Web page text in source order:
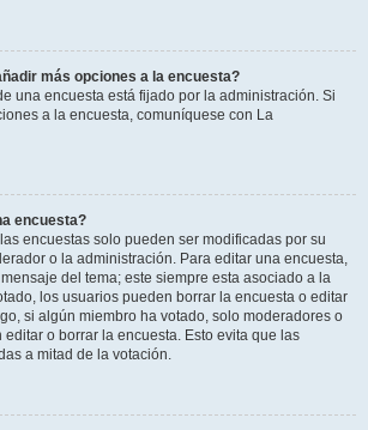
más opciones a la encuesta?
una encuesta está fijado por la administración. Si
a la encuesta, comuníquese con La
encuesta?
encuestas solo pueden ser modificadas por su
o la administración. Para editar una encuesta,
del tema; este siempre esta asociado a la
los usuarios pueden borrar la encuesta o editar
si algún miembro ha votado, solo moderadores o
o borrar la encuesta. Esto evita que las
a mitad de la votación.